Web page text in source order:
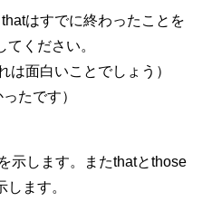
はすでに終わったことを
ください。
は面白いことでしょう）
たです）
示します。またthatとthose
ます。